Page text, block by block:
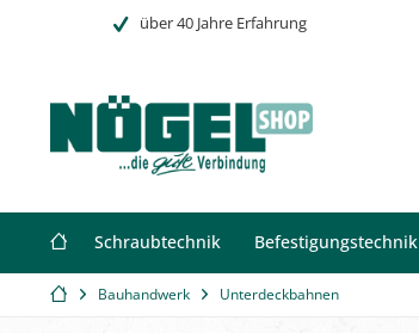
über 40 Jahre Erfahrung
Schraubtechnik Befestigungstechnik
Bauhandwerk Unterdeckbahnen